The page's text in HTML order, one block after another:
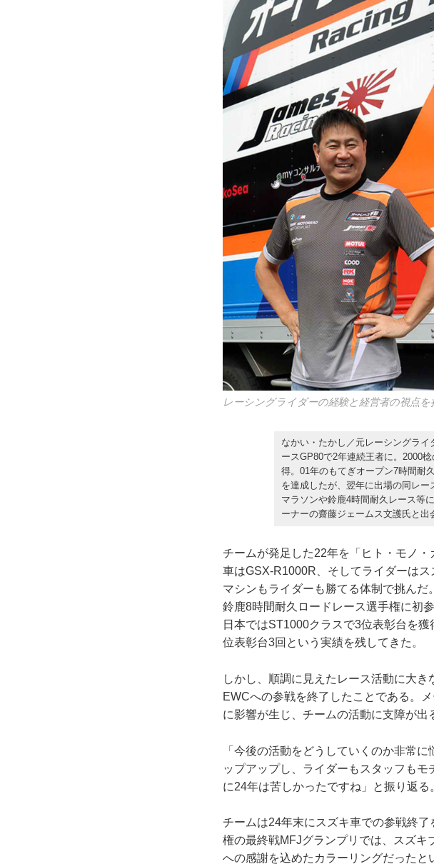
レーシングライダーの経験と経営者の視点を
なかい・たかし／元レーシングラ
ースGP80で2年連続王者に。2000
得。01年のもてぎオープン7時間耐
を達成したが、翌年に出場の同レ
マラソンや鈴鹿4時間耐久レース等
ーナーの齋藤ジェームス文護氏と出
チームが発足した22年を「ヒト・モノ
車はGSX-R1000R、そしてライダーは
マシンもライダーも勝てる体制で挑んだ
鈴鹿8時間耐久ロードレース選手権に初
日本ではST1000クラスで3位表彰台を
位表彰台3回という実績を残してきた。
しかし、順調に見えたレース活動に大
EWCへの参戦を終了したことである。
に影響が生じ、チームの活動に支障が出
「今後の活動をどうしていくのか非常
ップアップし、ライダーもスタッフも
に24年は苦しかったですね」と振り返る
チームは24年末にスズキ車での参戦終
権の最終戦MFJグランプリでは、スズ
への感謝を込めたカラーリングだったと